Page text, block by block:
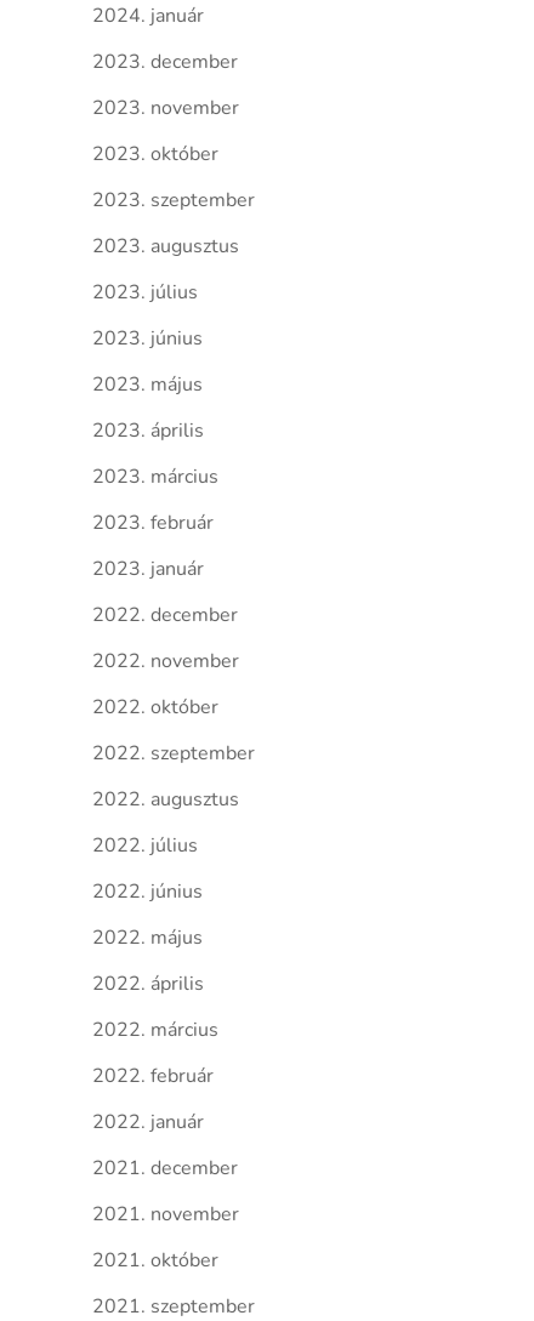
2024. január
2023. december
2023. november
2023. október
2023. szeptember
2023. augusztus
2023. július
2023. június
2023. május
2023. április
2023. március
2023. február
2023. január
2022. december
2022. november
2022. október
2022. szeptember
2022. augusztus
2022. július
2022. június
2022. május
2022. április
2022. március
2022. február
2022. január
2021. december
2021. november
2021. október
2021. szeptember